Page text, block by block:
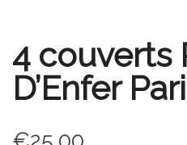
4 couverts
D’Enfer